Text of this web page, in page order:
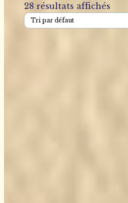
28 résultats affichés